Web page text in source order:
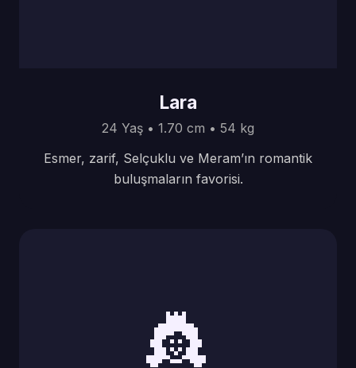
Lara
24 Yaş • 1.70 cm • 54 kg
Esmer, zarif, Selçuklu ve Meram’ın romantik
buluşmaların favorisi.
👸